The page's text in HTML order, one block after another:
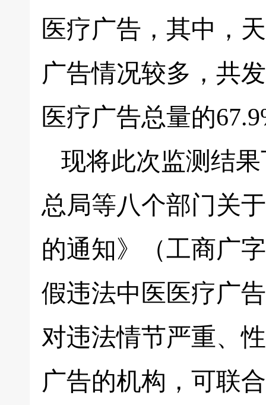
医疗广告，其中，
广告情况较多，共
医疗广告总量的
现将此次监测结
总局等八个部门关
的通知》（工商广
假违法中医医疗广
对违法情节严重、
广告的机构，可联